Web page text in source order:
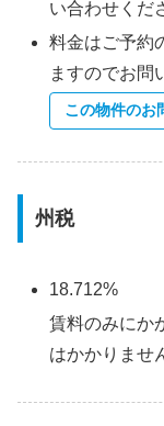
い合わせくだ
料金はご予約
ますのでお問
この物件のお
州税
18.712%
賃料のみにか
はかかりませ